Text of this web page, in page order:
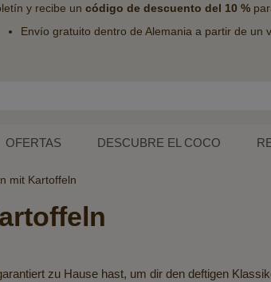
y recibe un código de descuento del 10 %
Envío gratuito dentro de Alemania a partir de un
OFERTAS DESCUBRE EL COCO
mit Kartoffeln
zu Hause hast, um dir den deftigen